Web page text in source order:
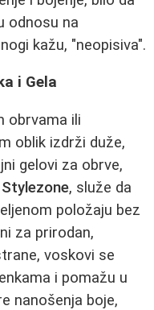
odnosu na
kažu, "neopisiva".
i Gela
obrvama ili
oblik izdrži duže,
gelovi za obrve,
, služe da
položaju bez
za prirodan,
voskovi se
i pomažu u
nanošenja boje,